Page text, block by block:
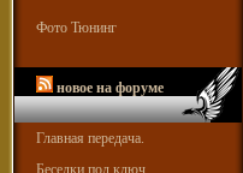
Фото Тюнинг
новое на форуме
Главная передача.
Беседки под ключ